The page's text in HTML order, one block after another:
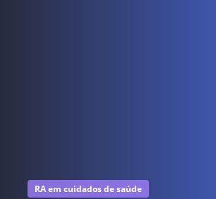
RA em cuidados de saúde